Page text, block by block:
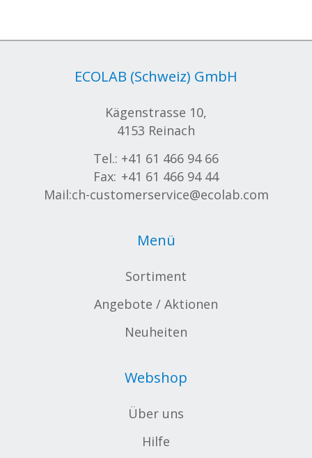
ECOLAB (Schweiz) GmbH
Kägenstrasse 10,
4153 Reinach
Tel.: +41 61 466 94 66
Fax: +41 61 466 94 44
Mail:ch-customerservice@ecolab.com
Menü
Sortiment
Angebote / Aktionen
Neuheiten
Webshop
Über uns
Hilfe